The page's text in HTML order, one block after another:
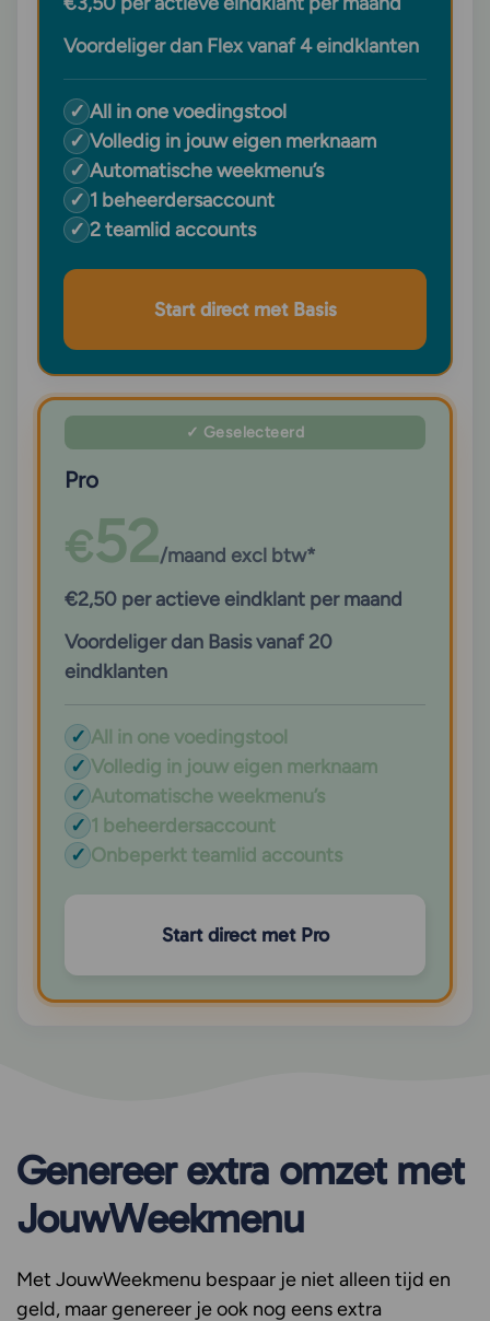
Voordeliger dan Flex vanaf 4 eindklanten
✓ All in one voedingstool
✓ Volledig in jouw eigen merknaam
✓ Automatische weekmenu’s
✓ 1 beheerdersaccount
✓ 2 teamlid accounts
Start direct met Basis
✓ Geselecteerd
Pro
€52/maand excl btw*
€2,50 per actieve eindklant per maand
Voordeliger dan Basis vanaf 20
eindklanten
✓ All in one voedingstool
✓ Volledig in jouw eigen merknaam
✓ Automatische weekmenu’s
✓ 1 beheerdersaccount
✓ Onbeperkt teamlid accounts
Start direct met Pro
Genereer extra omzet met
JouwWeekmenu
Met JouwWeekmenu bespaar je niet alleen tijd en
geld, maar genereer je ook nog eens extra